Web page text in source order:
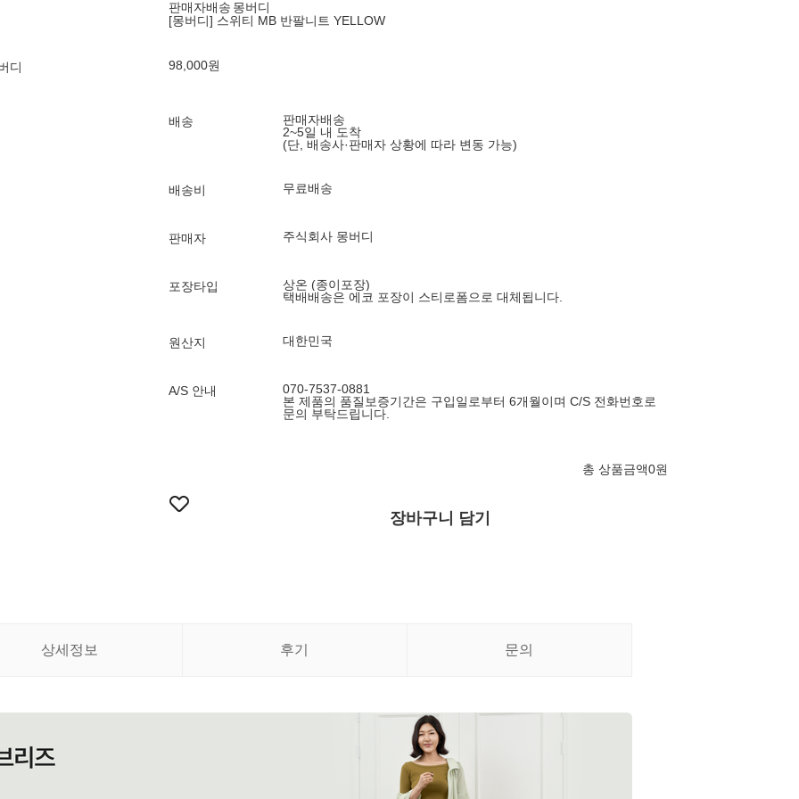
디
판매자배송 몽버디
[몽버디] 스위티 MB 반팔니트 YELLOW
98,000원
배송
판매자배송
2~5일 내 도착
(단, 배송사·판매자 상황에 따라 변동 가능)
배송비 무료배송
판매자 주식회사 몽버디
포장타입
상온 (종이포장)
택배배송은 에코 포장이 스티로폼으로 대체됩니다.
원산지 대한민국
A/S 안내
070-7537-0881
본 제품의 품질보증기간은 구입일로부터 6개월이며 C/S 전화번호로
문의 부탁드립니다.
총 상품금액0원
장바구니 담기
상세정보 후기 문의